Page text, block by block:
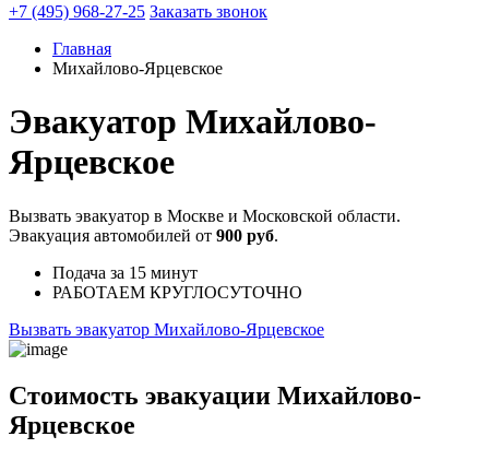
+7 (495) 968-27-25 Заказать звонок
Главная
Михайлово-Ярцевское
Эвакуатор Михайлово-
Ярцевское
Вызвать эвакуатор в Москве и Московской области.
Эвакуация автомобилей от 900 руб.
Подача за 15 минут
РАБОТАЕМ КРУГЛОСУТОЧНО
Вызвать эвакуатор Михайлово-Ярцевское
Стоимость эвакуации Михайлово-
Ярцевское